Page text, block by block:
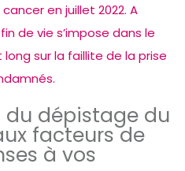
en juillet 2022. A
de vie s’impose dans le
sur la faillite de la prise
du dépistage du
facteurs de
à vos